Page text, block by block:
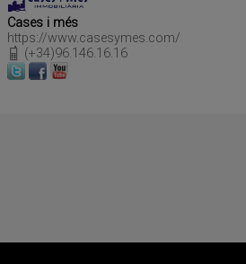
Cases i més
https://www.casesymes.com/
(+34)96.146.16.16